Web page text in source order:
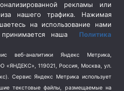
(404)
рекламы или
нашего трафика. Нажимая
на использование нами
наша Политика
веб-аналитики Яндекс Метрика,
«ЯНДЕКС», 119021, Россия, Москва, ул.
Сервис Яндекс Метрика использует
текстовые файлы, размещаемые на